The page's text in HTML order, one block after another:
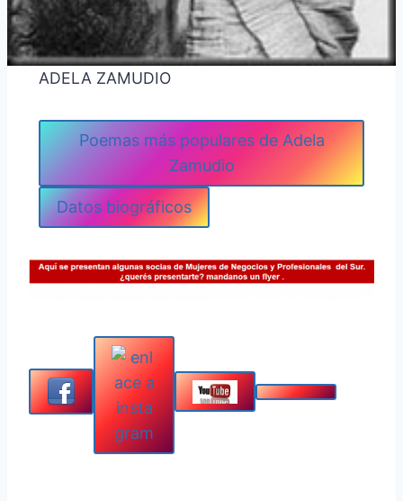
ADELA ZAMUDIO
Poemas más populares de Adela
Zamudio
Datos biográficos